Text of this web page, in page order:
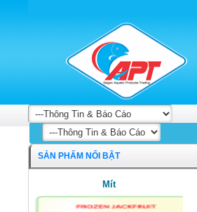
SẢN PHẨM NỔI BẬT